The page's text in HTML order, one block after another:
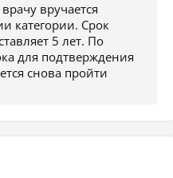
вручается
категории. Срок
5 лет. По
для подтверждения
снова пройти